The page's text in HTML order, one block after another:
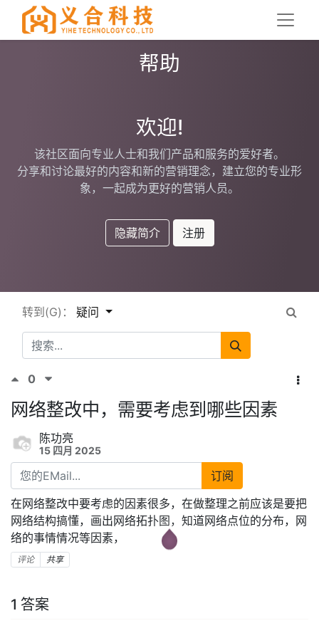
帮助
欢迎!
该社区面向专业人士和我们产品和服务的爱好者。
分享和讨论最好的内容和新的营销理念，建立您的专业形
象，一起成为更好的营销人员。
隐藏简介 注册
转到(G)： 疑问
0
网络整改中，需要考虑到哪些因素
陈功亮
15 四月 2025
订阅
在网络整改中要考虑的因素很多，在做整理之前应该是要把
网络结构搞懂，画出网络拓扑图，知道网络点位的分布，网
络的事情情况等因素，
评论 共享
1 答案